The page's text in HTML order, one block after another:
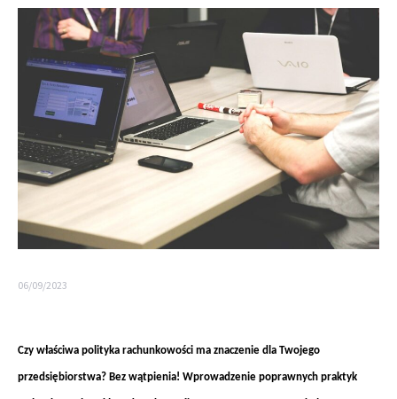
06/09/2023
Czy właściwa polityka rachunkowości ma znaczenie dla Twojego
przedsiębiorstwa? Bez wątpienia! Wprowadzenie poprawnych praktyk